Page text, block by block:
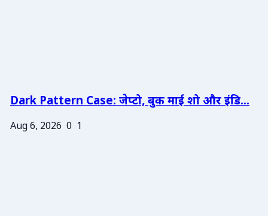
Dark Pattern Case: जेप्टो, बुक माई शो और इंडि...
Aug 6, 2026 0 1